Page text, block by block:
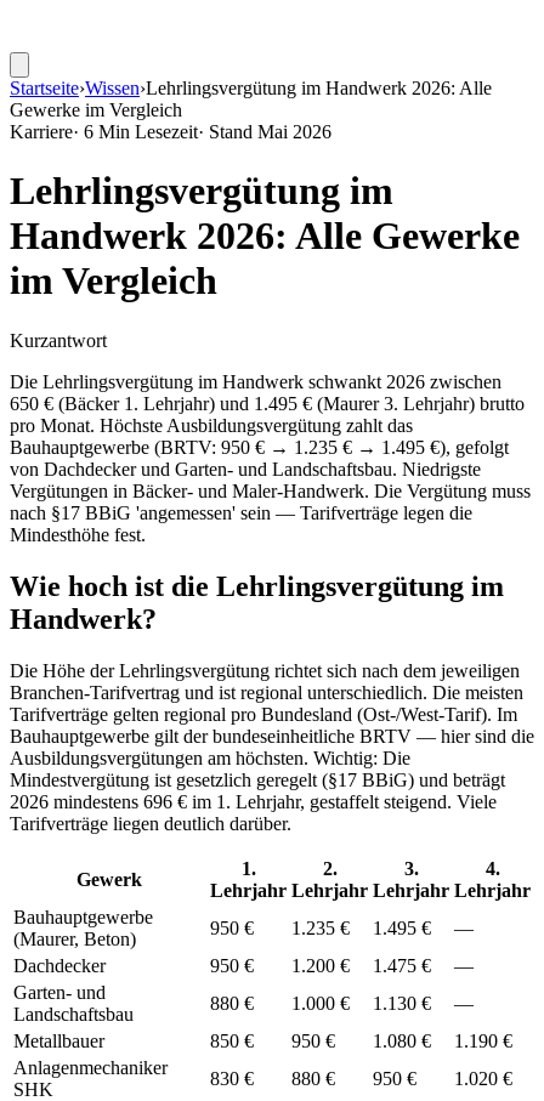
Startseite›Wissen›Lehrlingsvergütung im Handwerk 2026: Alle
Gewerke im Vergleich
Karriere· 6 Min Lesezeit· Stand Mai 2026
Lehrlingsvergütung im
Handwerk 2026: Alle Gewerke
im Vergleich
Kurzantwort
Die Lehrlingsvergütung im Handwerk schwankt 2026 zwischen
650 € (Bäcker 1. Lehrjahr) und 1.495 € (Maurer 3. Lehrjahr) brutto
pro Monat. Höchste Ausbildungsvergütung zahlt das
Bauhauptgewerbe (BRTV: 950 € → 1.235 € → 1.495 €), gefolgt
von Dachdecker und Garten- und Landschaftsbau. Niedrigste
Vergütungen in Bäcker- und Maler-Handwerk. Die Vergütung muss
nach §17 BBiG 'angemessen' sein — Tarifverträge legen die
Mindesthöhe fest.
Wie hoch ist die Lehrlingsvergütung im
Handwerk?
Die Höhe der Lehrlingsvergütung richtet sich nach dem jeweiligen
Branchen-Tarifvertrag und ist regional unterschiedlich. Die meisten
Tarifverträge gelten regional pro Bundesland (Ost-/West-Tarif). Im
Bauhauptgewerbe gilt der bundeseinheitliche BRTV — hier sind die
Ausbildungsvergütungen am höchsten. Wichtig: Die
Mindestvergütung ist gesetzlich geregelt (§17 BBiG) und beträgt
2026 mindestens 696 € im 1. Lehrjahr, gestaffelt steigend. Viele
Tarifverträge liegen deutlich darüber.
Gewerk
1.
Lehrjahr
2.
Lehrjahr
3.
Lehrjahr
4.
Lehrjahr
Bauhauptgewerbe
(Maurer, Beton)
950 € 1.235 € 1.495 €
—
Dachdecker
950 € 1.200 € 1.475 €
—
Garten- und
Landschaftsbau
880 € 1.000 € 1.130 €
—
Metallbauer
850 € 950 € 1.080 €
1.190 €
Anlagenmechaniker
SHK
830 € 880 € 950 €
1.020 €